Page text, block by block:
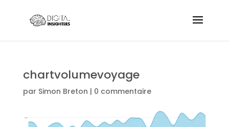
chartvolumevoyage
par Simon Breton | 0 commentaire